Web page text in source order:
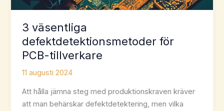
3 väsentliga
defektdetektionsmetoder för
PCB-tillverkare
11 augusti 2024
Att hålla jämna steg med produktionskraven kräver
att man behärskar defektdetektering, men vilka